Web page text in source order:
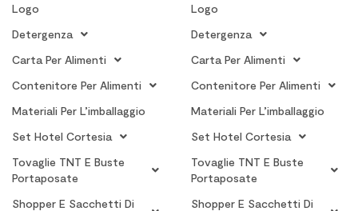
Logo
Detergenza
Carta Per Alimenti
Contenitore Per Alimenti
Materiali Per L’imballaggio
Set Hotel Cortesia
Tovaglie TNT E Buste
Portaposate
Shopper E Sacchetti Di
Logo
Detergenza
Carta Per Alimenti
Contenitore Per Alimenti
Materiali Per L’imballaggio
Set Hotel Cortesia
Tovaglie TNT E Buste
Portaposate
Shopper E Sacchetti Di